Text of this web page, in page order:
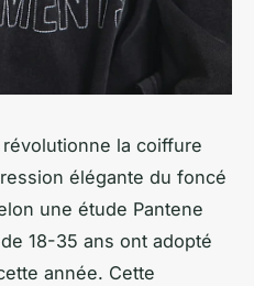
révolutionne la coiffure
élégante du foncé
une étude Pantene
18-35 ans ont adopté
année. Cette